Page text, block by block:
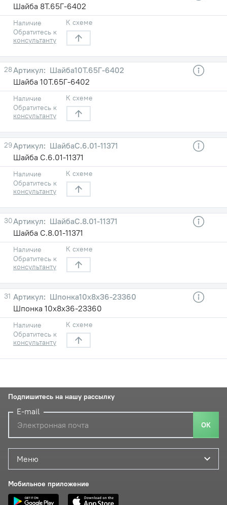
Шайба 8Т.65Г-6402
Наличие
Обратитесь к
консультанту
К схеме
28
Шайба10Т.65Г-6402
Шайба 10Т.65Г-6402
Наличие
Обратитесь к
консультанту
К схеме
29
ШайбаС.6.01-11371
Шайба С.6.01-11371
Наличие
Обратитесь к
консультанту
К схеме
30
ШайбаС.8.01-11371
Шайба С.8.01-11371
Наличие
Обратитесь к
консультанту
К схеме
31
Шпонка10х8х36-23360
Шпонка 10х8х36-23360
Наличие
Обратитесь к
консультанту
К схеме
Меню
Мобильное приложение
Подпишитесь на нашу рассылку
E-mail
ОК